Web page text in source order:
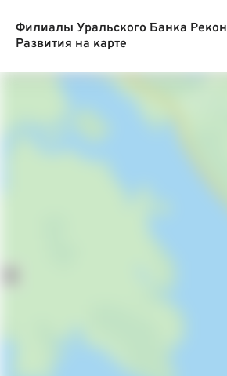
Филиалы Уральского Банка
Развития на карте